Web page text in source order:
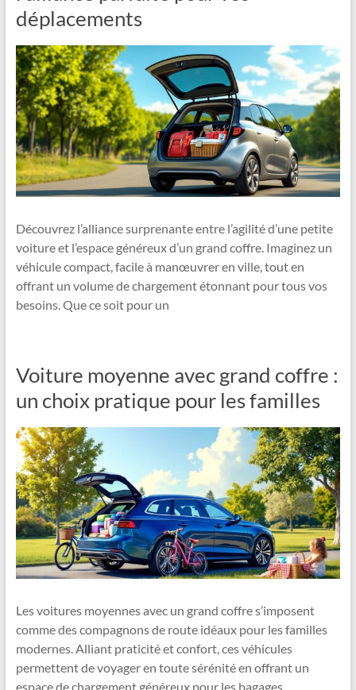
déplacements
Découvrez l’alliance surprenante entre l’agilité d’une petite
voiture et l’espace généreux d’un grand coffre. Imaginez un
véhicule compact, facile à manœuvrer en ville, tout en
offrant un volume de chargement étonnant pour tous vos
besoins. Que ce soit pour un
Voiture moyenne avec grand coffre :
un choix pratique pour les familles
Les voitures moyennes avec un grand coffre s’imposent
comme des compagnons de route idéaux pour les familles
modernes. Alliant praticité et confort, ces véhicules
permettent de voyager en toute sérénité en offrant un
espace de chargement généreux pour les bagages,